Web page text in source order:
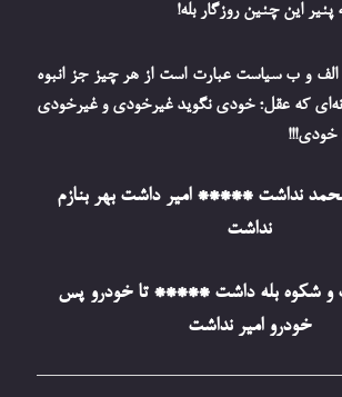
پنیر این چنین روزگار بله!
الف و ب سیاست عبارت است از هر چیز جز انبوه
که عقل؛ خودی نگوید غیرخودی و غیرخودی
خودی!!!
نداشت ***** امیر داشت بهر بنازم
نداشت
و شکوه بله داشت ***** تا خودرو پس
خودرو امیر نداشت